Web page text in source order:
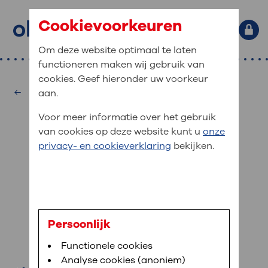
Primaire website navigatie
Home
Afdelingen
Medische informatie
Uw verblijf in OLVG
Werken bij OLVG
: waar bent u naar op zoek?
Veel gezocht: Bloedafname , MijnOLVG ,Digitalisering
MijnOLVG
gegevens inzien
MijnOLVG is het patiëntenportaal van OLVG. In
sneller helpen.
Direct naar MijnOLVG
Oogheelkunde
drs. V.I. Apostolov
oogarts
Cookievoorkeuren
Om deze website optimaal te laten
functioneren maken wij gebruik van
cookies. Geef hieronder uw voorkeur
aan.
Voor meer informatie over het gebruik
van cookies op deze website kunt u onze
privacy- en cookieverklaring bekijken.
Persoonlijk
Functionele cookies
Analyse cookies (anoniem)